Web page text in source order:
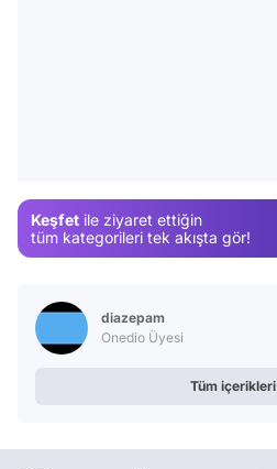
Keşfet ile ziyaret ettiğin
tüm kategorileri tek akışta gör!
diazepam
Onedio Üyesi
Tüm içerikleri